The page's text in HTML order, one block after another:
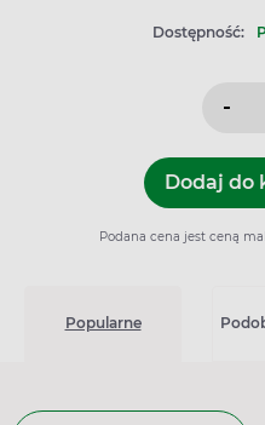
Dostępność:
-
Dodaj do
Podana cena jest ceną
Popularne